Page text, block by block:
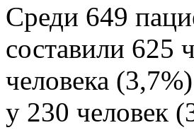
Среди 649
составили 625
человека
у 230 человек